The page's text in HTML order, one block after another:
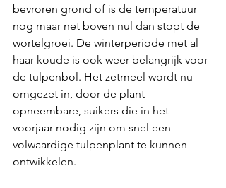
bevroren grond of is de temperatuur
nog maar net boven nul dan stopt de
wortelgroei. De winterperiode met al
haar koude is ook weer belangrijk voor
de tulpenbol. Het zetmeel wordt nu
omgezet in, door de plant
opneembare, suikers die in het
voorjaar nodig zijn om snel een
volwaardige tulpenplant te kunnen
ontwikkelen.